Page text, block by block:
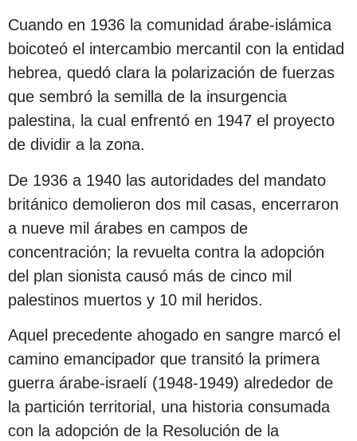
Cuando en 1936 la comunidad árabe-islámica
boicoteó el intercambio mercantil con la entidad
hebrea, quedó clara la polarización de fuerzas
que sembró la semilla de la insurgencia
palestina, la cual enfrentó en 1947 el proyecto
de dividir a la zona.
De 1936 a 1940 las autoridades del mandato
británico demolieron dos mil casas, encerraron
a nueve mil árabes en campos de
concentración; la revuelta contra la adopción
del plan sionista causó más de cinco mil
palestinos muertos y 10 mil heridos.
Aquel precedente ahogado en sangre marcó el
camino emancipador que transitó la primera
guerra árabe-israelí (1948-1949) alrededor de
la partición territorial, una historia consumada
con la adopción de la Resolución de la